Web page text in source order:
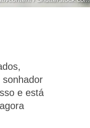
e está